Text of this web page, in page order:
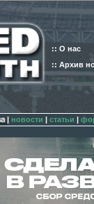
:: О нас
:: Архив
| новости | статьи |